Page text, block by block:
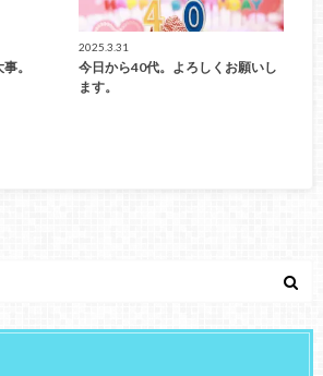
。
2025.3.31
今日から40代。よろしくお願いし
ます。